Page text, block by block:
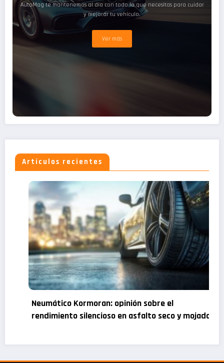
AutoMag te mantenemos al día con todo lo que necesitas para cuidar
y mejorar tu vehículo.
Ver más
Artículos recientes
Comparativa bombillas de coche: ¿Qué bombillas
para tus faros elegir según sus ventajas y